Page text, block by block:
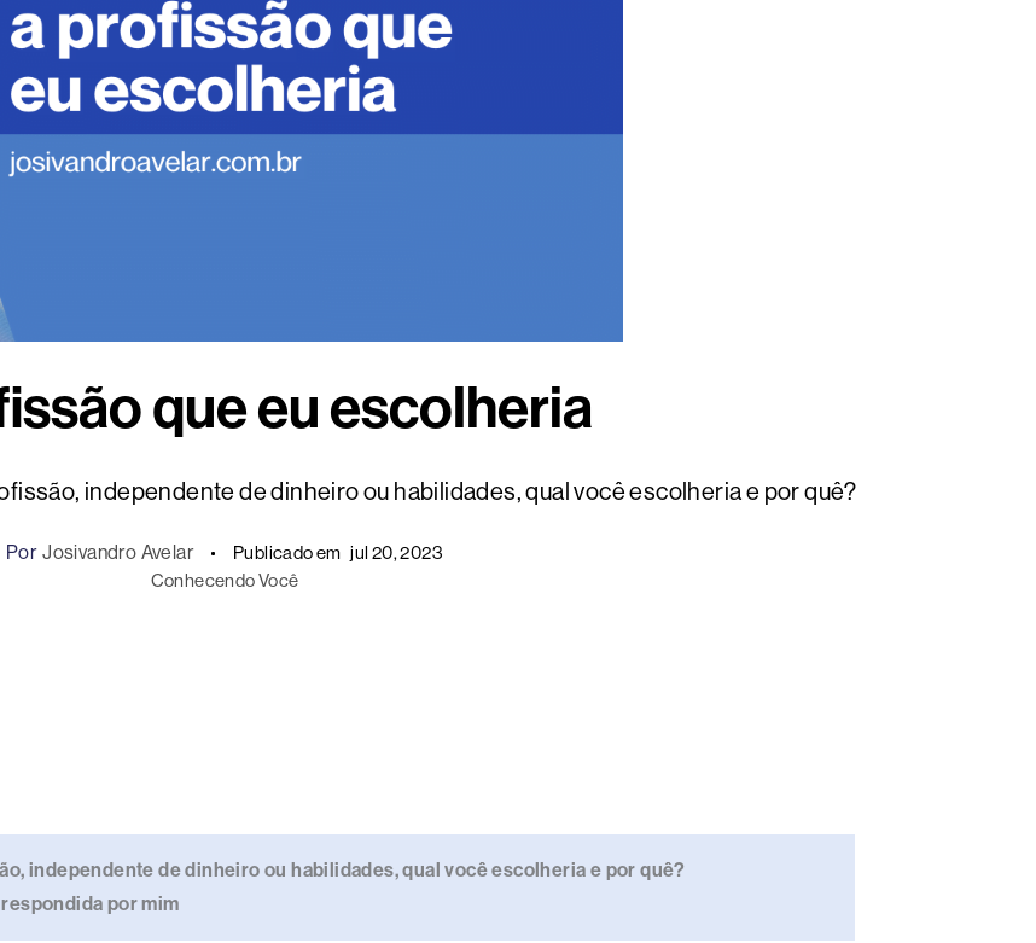
que eu escolheria
independente de dinheiro ou habilidades, qual você escolheria e por quê?
Por Josivandro Avelar Publicado em jul 20, 2023
Conhecendo Você
independente de dinheiro ou habilidades, qual você escolheria e por quê?
por mim